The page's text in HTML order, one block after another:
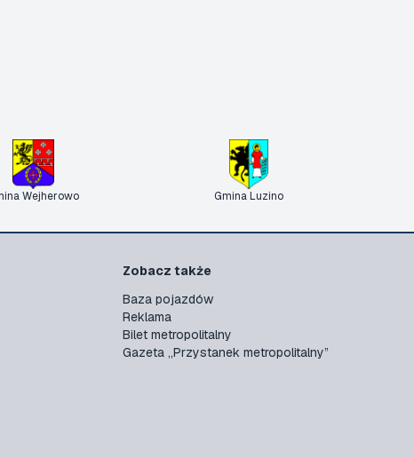
Wejherowo Gmina Luzino
Zobacz także
Baza pojazdów
Reklama
Bilet metropolitalny
Gazeta „Przystanek metropolitalny”